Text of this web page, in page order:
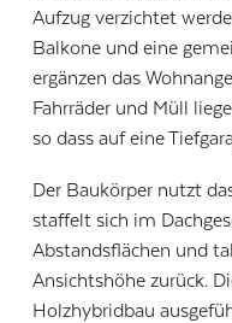
Aufzug verzichtet
Balkone und eine
ergänzen das
Fahrräder und Müll
so dass auf eine
Der Baukörper nutzt
staffelt sich im
Abstandsflächen und
Ansichtshöhe zurück.
Holzhybridbau